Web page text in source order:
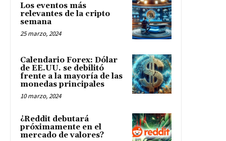
Los eventos más
relevantes de la cripto
semana
25 marzo, 2024
Calendario Forex: Dólar
de EE.UU. se debilitó
frente a la mayoría de las
monedas principales
10 marzo, 2024
¿Reddit debutará
próximamente en el
mercado de valores?